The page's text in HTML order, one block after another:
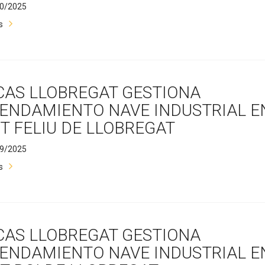
2025
LLOBREGAT GESTIONA
NAVE INDUSTRIAL
FELIU DE LLOBREGAT
2025
LLOBREGAT GESTIONA
NAVE INDUSTRIAL